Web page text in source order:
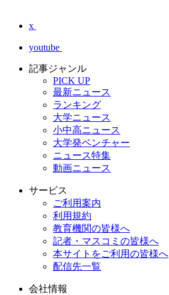
x
youtube
記事ジャンル
PICK UP
最新ニュース
ランキング
大学ニュース
小中高ニュース
大学発ベンチャー
ニュース特集
動画ニュース
サービス
ご利用案内
利用規約
教育機関の皆様へ
記者・マスコミの皆様へ
本サイトをご利用の皆様へ
配信先一覧
会社情報